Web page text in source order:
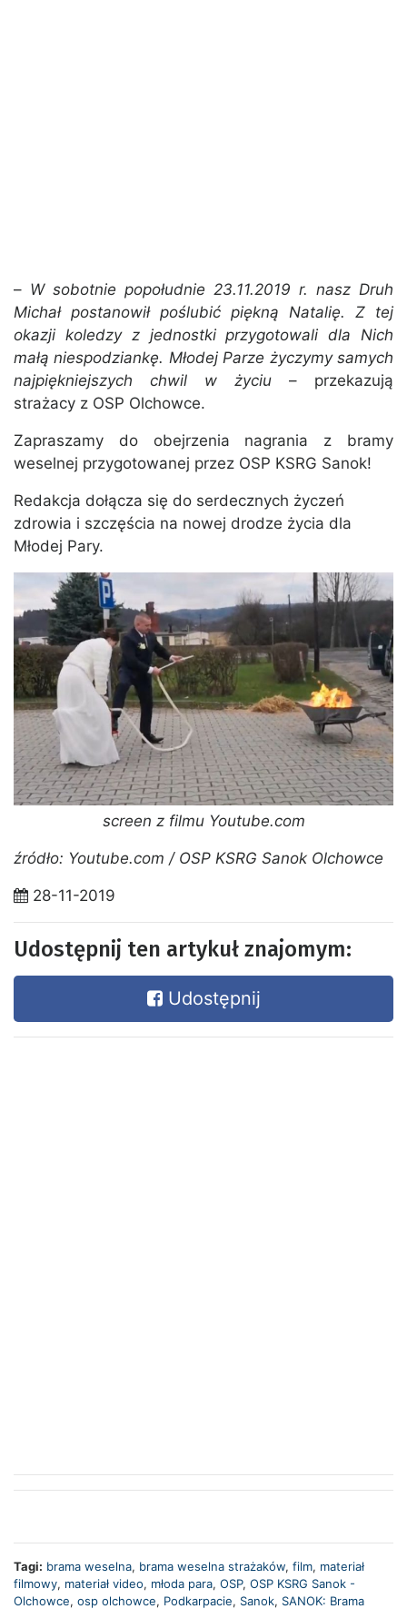
– W sobotnie popołudnie 23.11.2019 r. nasz Druh
Michał postanowił poślubić piękną Natalię. Z tej
okazji koledzy z jednostki przygotowali dla Nich
małą niespodziankę. Młodej Parze życzymy samych
najpiękniejszych chwil w życiu – przekazują
strażacy z OSP Olchowce.
Zapraszamy do obejrzenia nagrania z bramy
weselnej przygotowanej przez OSP KSRG Sanok!
Redakcja dołącza się do serdecznych życzeń
zdrowia i szczęścia na nowej drodze życia dla
Młodej Pary.
screen z filmu Youtube.com
źródło: Youtube.com / OSP KSRG Sanok Olchowce
28-11-2019
Udostępnij ten artykuł znajomym:
Udostępnij
Tagi: brama weselna, brama weselna strażaków, film, materiał
filmowy, materiał video, młoda para, OSP, OSP KSRG Sanok -
Olchowce, osp olchowce, Podkarpacie, Sanok, SANOK: Brama